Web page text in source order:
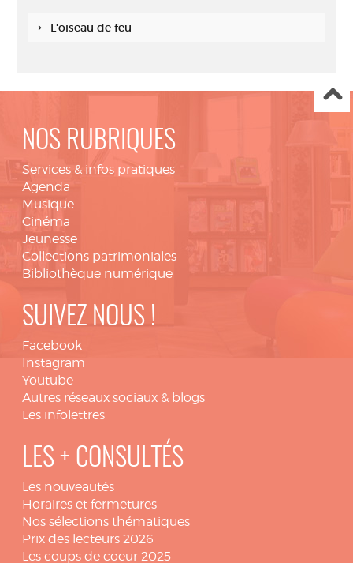
L'oiseau de feu
NOS RUBRIQUES
Services & infos pratiques
Agenda
Musique
Cinéma
Jeunesse
Collections patrimoniales
Bibliothèque numérique
SUIVEZ NOUS !
Facebook
Instagram
Youtube
Autres réseaux sociaux & blogs
Les infolettres
LES + CONSULTÉS
Les nouveautés
Horaires et fermetures
Nos sélections thématiques
Prix des lecteurs 2026
Les coups de coeur 2025